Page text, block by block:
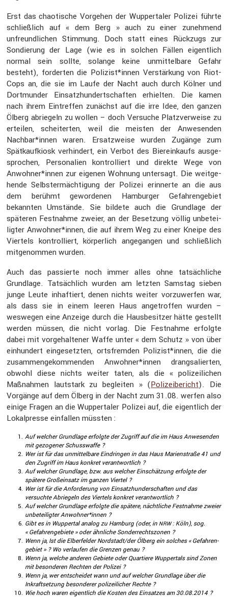
Erst das chaoti­sche Vorgehen der Wupper­taler Polizei führte
schließ­lich auf « dem Berg » auch zu einer zuneh­mend
unfreund­li­chen Stimmung. Doch statt eines Rückzugs zur
Sondie­rung der Lage (wie es in solchen Fällen eigent­lich
normal sein sollte, solange keine unmit­tel­bare Gefahr
besteht), forderten die Polizist*innen Verstär­kung von Riot-
Cops an, die sie im Laufe der Nacht auch durch Kölner und
Dortmunder Einsatz­hun­dert­schaften erhielten. Die kamen
nach ihrem Eintreffen zunächst auf die irre Idee, den ganzen
Ölberg abrie­geln zu wollen – doch Versuche Platz­ver­weise zu
erteilen, schei­terten, weil die meisten der Anwesenden
Nachbar*innen waren. Ersatz­weise wurden Zugänge zum
Spätkauf­kiosk verhin­dert, ein Verbot des Bierein­kaufs ausge­
spro­chen, Perso­na­lien kontrol­liert und direkte Wege von
Anwohner*innen zur eigenen Wohnung unter­sagt. Die weitge­
hende Selbst­er­mäch­ti­gung der Polizei erinnerte an die aus
dem berühmt gewor­denen Hamburger Gefah­ren­ge­biet
bekannten Umstände. Sie bildete auch die Grund­lage der
späteren Festnahme zweier, an der Beset­zung völlig unbetei­
ligter Anwohner*innen, die auf ihrem Weg zu einer Kneipe des
Viertels kontrol­liert, körper­lich angegangen und schließ­lich
mitge­nommen wurden.
Auch das passierte noch immer alles ohne tatsäch­liche
Grund­lage. Tatsäch­lich wurden am letzten Samstag sieben
junge Leute inhaf­tiert, denen nichts weiter vorzu­werfen war,
als dass sie in einem leeren Haus angetroffen wurden –
weswegen eine Anzeige durch die Hausbe­sitzer hätte gestellt
werden müssen, die nicht vorlag. Die Festnahme erfolgte
dabei mit vorge­hal­tener Waffe unter « dem Schutz » von über
einhun­dert einge­setzten, ortsfremden Polizist*innen, die die
zusam­men­ge­kom­menden Anwohner*innen drang­sa­lierten,
obwohl diese nichts weiter taten, als die « polizei­li­chen
Maßnahmen lautstark zu begleiten » (Polizei­be­richt). Die
Vorgänge auf dem Ölberg in der Nacht zum 31.08. werfen also
einige Fragen an die Wupper­taler Polizei auf, die eigent­lich der
Lokal­presse einfallen müssten :
Auf welcher Grund­lage erfolgte der Zugriff auf die im Haus Anwesenden
mit gezogener Schuss­waffe ?
Wer ist für das unmit­tel­bare Eindringen in das Haus Marien­straße 41 und
den Zugriff im Haus konkret verant­wort­lich ?
Auf welcher Grund­lage, bzw. aus welcher Einschät­zung erfolgte der
spätere Großein­satz im ganzen Viertel ?
Wer ist für die Anfor­de­rung von Einsatz­hun­der­schaften und das
versuchte Abrie­geln des Viertels konkret verant­wort­lich ?
Auf welcher Grund­lage erfolgte die spätere, nächt­liche Festnahme zweier
unbetei­ligter Anwohner*innen ?
Gibt es in Wuppertal analog zu Hamburg (oder, in NRW: Köln), sog.
« Gefah­ren­ge­biete » oder ähnliche Sonder­rechts­zonen ?
Wenn ja, Ist die Elber­felder Nordstadt/der Ölberg ein solches « Gefah­ren­
ge­biet » ? Wo verlaufen die Grenzen genau ?
Wenn ja, welche anderen Gebiete oder Quartiere Wupper­tals sind Zonen
mit beson­deren Rechten der Polizei ?
Wenn ja, wer entscheidet wann und auf welcher Grund­lage über die
Inkraft­set­zung beson­derer polizei­li­cher Rechte ?
Wie hoch waren eigent­lich die Kosten des Einsatzes am 30.08.2014 ?